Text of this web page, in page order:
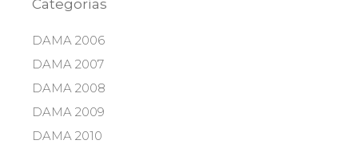
Categorías
DAMA 2006
DAMA 2007
DAMA 2008
DAMA 2009
DAMA 2010